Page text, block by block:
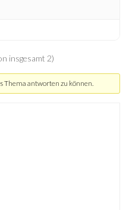
insgesamt 2)
Thema antworten zu können.